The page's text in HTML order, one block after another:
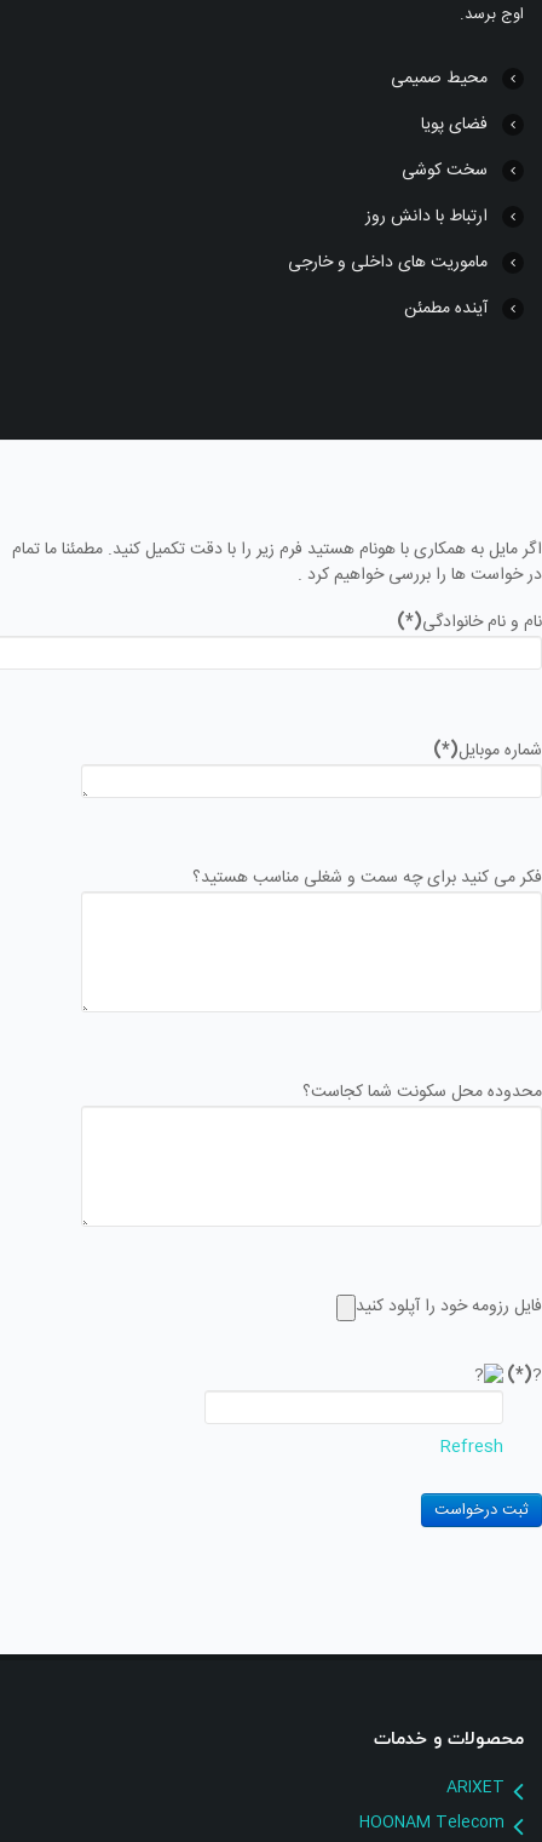
اوج برسد.
محیط صمیمی
فضای پویا
سخت کوشی
ارتباط با دانش روز
ماموریت های داخلی و خارجی
آینده مطمئن
اگر مایل به همکاری با هونام هستید فرم زیر را با دقت تکمیل کنید. مطمئنا ما تمام
در خواست ها را بررسی خواهیم کرد .
نام و نام خانوادگی(*)
شماره موبایل(*)
فکر می کنید برای چه سمت و شغلی مناسب هستید؟
محدوده محل سکونت شما کجاست؟
فایل رزومه خود را آپلود کنید
?
(*)
Refresh
ثبت درخواست
محصولات و خدمات
ARIXET
HOONAM Telecom